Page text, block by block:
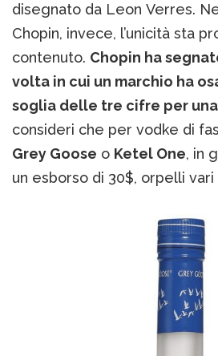
disegnato da Leon Verres.
Chopin, invece, l’unicità sta
contenuto. Chopin ha
volta in cui un marchio ha
soglia delle tre cifre per
consideri che per vodke di
Grey Goose o Ketel One, in
un esborso di 30$, orpelli vari